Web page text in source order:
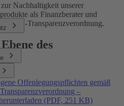
Nachhaltigkeit unserer
als Finanzberater und
EU-Transparenzverordnung.
des
Offenlegungspflichten gemäß
–
(PDF, 251 KB)